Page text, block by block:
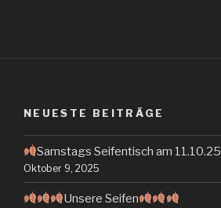
NEUESTE BEITRÄGE
Samstags Seifentisch am 11.10.25
Oktober 9, 2025
Unsere Seifen